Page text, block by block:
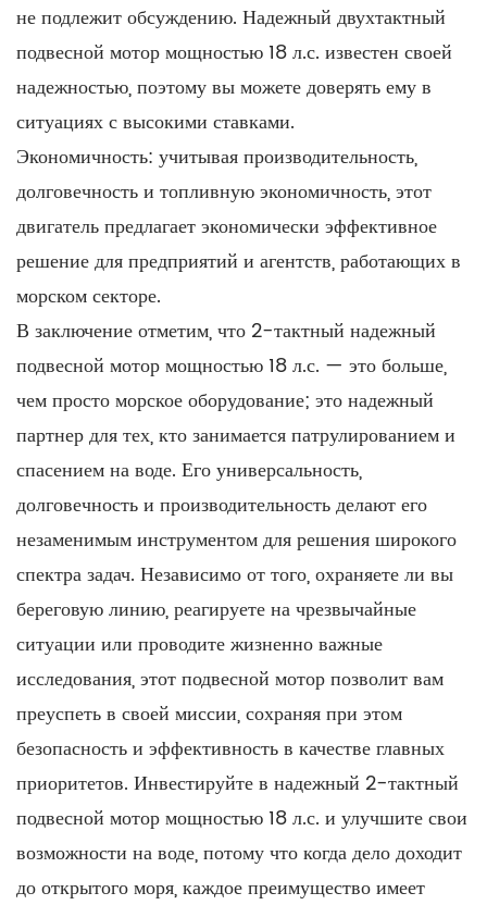
не подлежит обсуждению. Надежный двухтактный
подвесной мотор мощностью 18 л.с. известен своей
надежностью, поэтому вы можете доверять ему в
ситуациях с высокими ставками.
Экономичность: учитывая производительность,
долговечность и топливную экономичность, этот
двигатель предлагает экономически эффективное
решение для предприятий и агентств, работающих в
морском секторе.
В заключение отметим, что 2-тактный надежный
подвесной мотор мощностью 18 л.с. — это больше,
чем просто морское оборудование; это надежный
партнер для тех, кто занимается патрулированием и
спасением на воде. Его универсальность,
долговечность и производительность делают его
незаменимым инструментом для решения широкого
спектра задач. Независимо от того, охраняете ли вы
береговую линию, реагируете на чрезвычайные
ситуации или проводите жизненно важные
исследования, этот подвесной мотор позволит вам
преуспеть в своей миссии, сохраняя при этом
безопасность и эффективность в качестве главных
приоритетов. Инвестируйте в надежный 2-тактный
подвесной мотор мощностью 18 л.с. и улучшите свои
возможности на воде, потому что когда дело доходит
до открытого моря, каждое преимущество имеет